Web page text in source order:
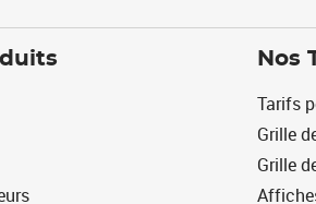
Nos
Tarifs
Grille
Grille